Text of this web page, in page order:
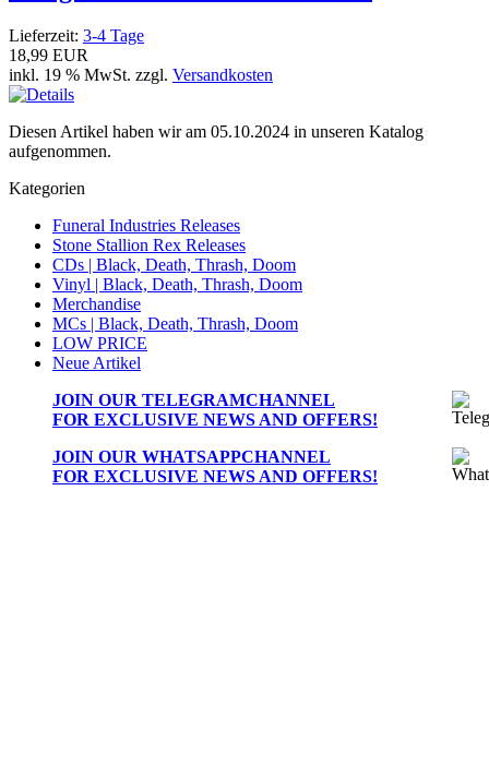
Lieferzeit: 3-4 Tage
18,99 EUR
inkl. 19 % MwSt. zzgl. Versandkosten
Diesen Artikel haben wir am 05.10.2024 in unseren Katalog
aufgenommen.
Kategorien
Funeral Industries Releases
Stone Stallion Rex Releases
CDs | Black, Death, Thrash, Doom
Vinyl | Black, Death, Thrash, Doom
Merchandise
MCs | Black, Death, Thrash, Doom
LOW PRICE
Neue Artikel
JOIN OUR TELEGRAMCHANNEL
FOR EXCLUSIVE NEWS AND OFFERS!
JOIN OUR WHATSAPPCHANNEL
FOR EXCLUSIVE NEWS AND OFFERS!